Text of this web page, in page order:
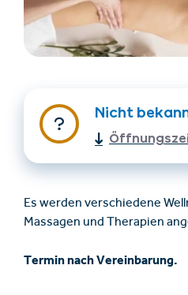
info@serfaus-fiss-
Nicht
Es werden verschiedene
Massagen und Therapien
Termin nach Vereinbarung.